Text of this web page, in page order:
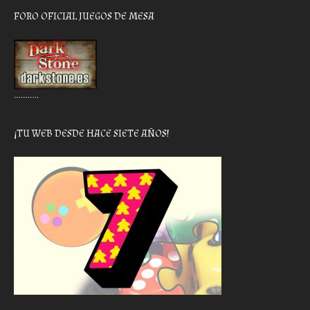
FORO OFICIAL JUEGOS DE MESA
………..
¡TU WEB DESDE HACE SIETE AÑOS!